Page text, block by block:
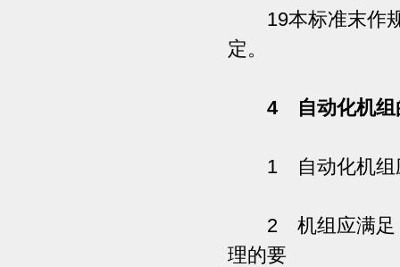
19本标准末作规
定。
4 自动化机组
1 自动化机组应
2 机组应满足《
理的要